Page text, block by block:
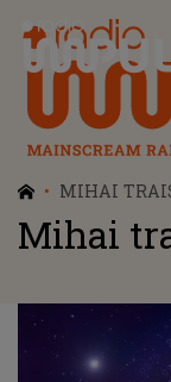
Radio Impuls
MIHAI
Mihai